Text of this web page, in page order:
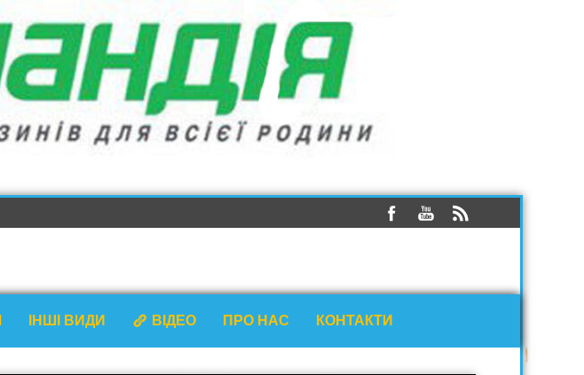
ІНШІ ВИДИ ВІДЕО ПРО НАС КОНТАКТИ